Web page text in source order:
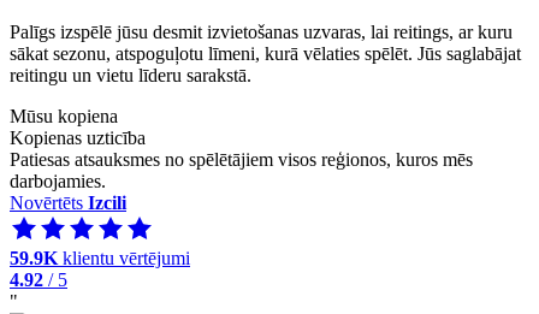
Palīgs izspēlē jūsu desmit izvietošanas uzvaras, lai reitings, ar kuru
sākat sezonu, atspoguļotu līmeni, kurā vēlaties spēlēt. Jūs saglabājat
reitingu un vietu līderu sarakstā.
Mūsu kopiena
Kopienas uzticība
Patiesas atsauksmes no spēlētājiem visos reģionos, kuros mēs
darbojamies.
Novērtēts Izcili
59.9K klientu vērtējumi
4.92 / 5
"